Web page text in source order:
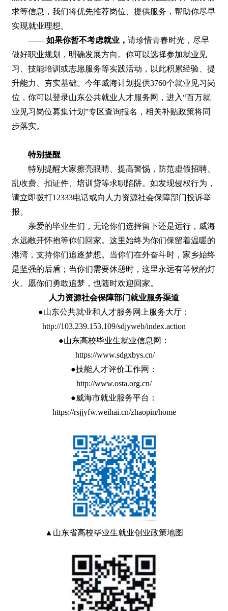
求等信息，我们将优先推荐岗位、提供服务，帮助你尽早
实现就业理想。
—— 如果你暂不考虑就业， 请珍惜青春时光，尽早
做好职业规划，明确发展方向。你可以选择参加就业见
习、技能培训或志愿服务等实践活动，以此积累经验、提
升能力、夯实基础。今年威海计划提供3760个就业见习岗
位，你可以登录山东公共就业人才服务网，进入“百万就
业见习岗位募集计划”专区查询报名，相关补贴政策将同
步落实。
特别提醒
特别提醒大家擦亮眼睛、提高警惕，防范虚假招聘、
乱收费、扣证件、培训贷等求职陷阱。如发现侵权行为，
请立即拨打12333电话或向人力资源社会保障部门投诉举
报。
亲爱的毕业生们，无论你们选择留下还是远行，威海
永远敞开怀抱等你们回家。这里始终为你们保留着温暖的
港湾，支持你们追逐梦想。当你们在外奋斗时，家乡始终
是坚强的后盾；当你们需要休憩时，这里永远有等候的灯
火。愿你们勇敢追梦，也随时欢迎回家。
人力资源社会保障部门就业服务渠道
●山东公共就业和人才服务网上服务大厅：
http://103.239.153.109/sdjyweb/index.action
●山东高校毕业生就业信息网：
https://www.sdgxbys.cn/
●技能人才评价工作网：
http://www.osta.org.cn/
●威海市就业服务平台：
https://rsjjyfw.weihai.cn/zhaopin/home
▲ 山东省高校毕业生就业创业政策地图